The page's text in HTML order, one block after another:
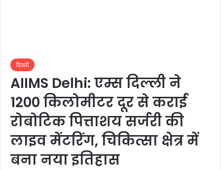
दिल्ली
AIIMS Delhi: एम्स दिल्ली ने
1200 किलोमीटर दूर से कराई
रोबोटिक पित्ताशय सर्जरी की
लाइव मेंटरिंग, चिकित्सा क्षेत्र में
बना नया इतिहास